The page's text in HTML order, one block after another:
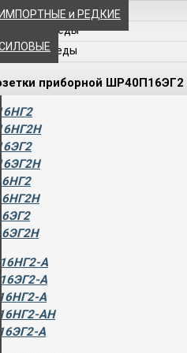
и РЕДКИЕ
среды
среды
приборной ШР40П16ЭГ2
А
А
А
АН
А